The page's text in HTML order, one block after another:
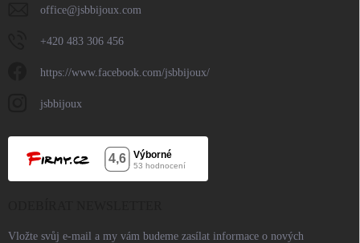
office@jsbbijoux.com
+420 483 306 456
https://www.facebook.com/jsbbijoux/
jsbbijoux
Vložte svůj e-mail a my vám budeme zasílat informace o nových